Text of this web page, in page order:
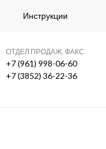
Инструкции
ОТДЕЛ ПРОДАЖ, ФАКС
+7 (961) 998-06-60
+7 (3852) 36-22-36